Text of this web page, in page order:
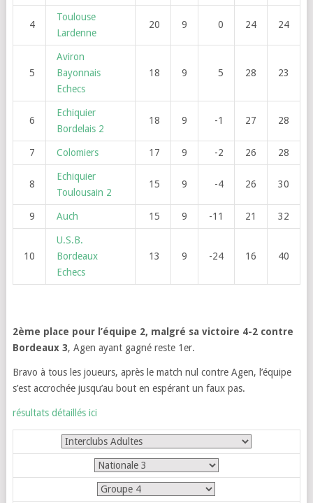
4
Toulouse
Lardenne
20 9 0 24 24
5
Aviron
Bayonnais
Echecs
18 9 5 28 23
6
Echiquier
Bordelais 2
18 9 -1 27 28
7 Colomiers 17 9 -2 26 28
8
Echiquier
Toulousain 2
15 9 -4 26 30
9 Auch 15 9 -11 21 32
10
U.S.B.
Bordeaux
Echecs
13 9 -24 16 40
2ème place pour l’équipe 2, malgré sa victoire 4-2 contre
Bordeaux 3, Agen ayant gagné reste 1er.
Bravo à tous les joueurs, après le match nul contre Agen, l’équipe
s’est accrochée jusqu’au bout en espérant un faux pas.
résultats détaillés ici